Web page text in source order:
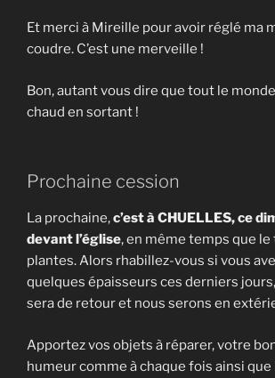
Et merci à Mireille pour avoir réglé ma
coudre. C’est une merveille !
Bon, autant vous dire que tout le
chaud en sortant !
Prochaine cession
La prochaine,c’est à CHUELLES, ce
devant l’église, en même temps que le
plantes. Alors rhabillez-vous si vous
quelques épaisseurs ces derniers
sera de retour et nous serons en
Apportez vos objets à réparer, votre
humeur comme à chaque fois ainsi